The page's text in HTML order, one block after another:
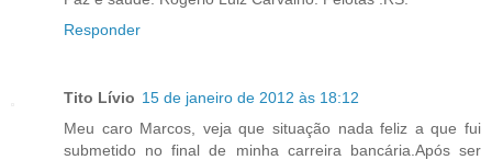
Responder
Tito Lívio 15 de janeiro de 2012 às 18:12
Meu caro Marcos, veja que situação nada feliz a que fui
submetido no final de minha carreira bancária.Após ser